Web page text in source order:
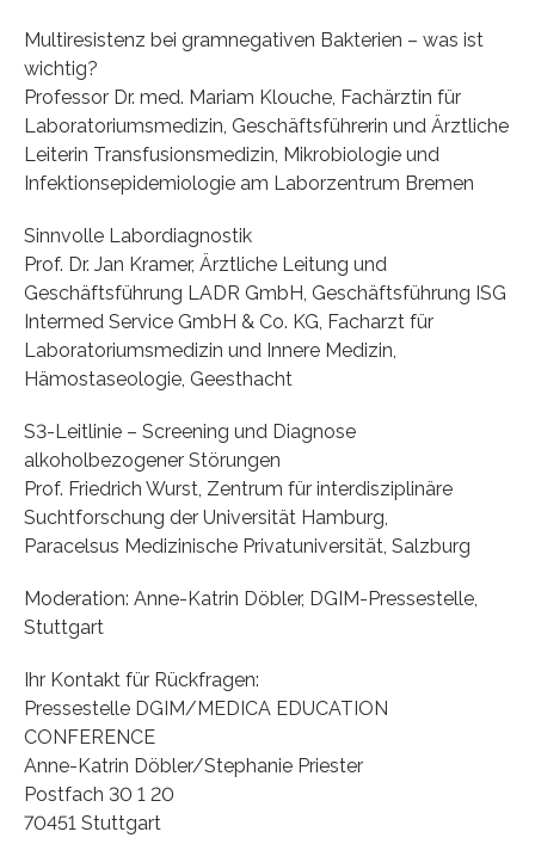
Multiresistenz bei gramnegativen Bakterien – was ist
wichtig?
Professor Dr. med. Mariam Klouche, Fachärztin für
Laboratoriumsmedizin, Geschäftsführerin und Ärztliche
Leiterin Transfusionsmedizin, Mikrobiologie und
Infektionsepidemiologie am Laborzentrum Bremen
Sinnvolle Labordiagnostik
Prof. Dr. Jan Kramer, Ärztliche Leitung und
Geschäftsführung LADR GmbH, Geschäftsführung ISG
Intermed Service GmbH & Co. KG, Facharzt für
Laboratoriumsmedizin und Innere Medizin,
Hämostaseologie, Geesthacht
S3-Leitlinie – Screening und Diagnose
alkoholbezogener Störungen
Prof. Friedrich Wurst, Zentrum für interdisziplinäre
Suchtforschung der Universität Hamburg,
Paracelsus Medizinische Privatuniversität, Salzburg
Moderation: Anne-Katrin Döbler, DGIM-Pressestelle,
Stuttgart
Ihr Kontakt für Rückfragen:
Pressestelle DGIM/MEDICA EDUCATION
CONFERENCE
Anne-Katrin Döbler/Stephanie Priester
Postfach 30 1 20
70451 Stuttgart